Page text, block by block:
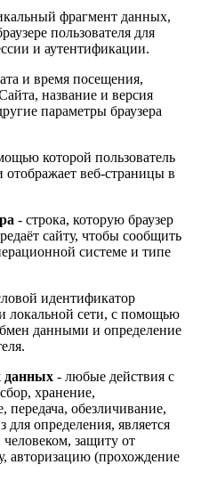
фрагмент данных,
пользователя для
и аутентификации.
и время посещения,
название и версия
параметры браузера
которой пользователь
отображает веб-страницы в
- строка, которую браузер
сайту, чтобы сообщить
системе и типе
идентификатор
локальной сети, с помощью
данными и определение
данных - любые действия с
хранение,
передача, обезличивание,
для определения, является
защиту от
авторизацию (прохождение